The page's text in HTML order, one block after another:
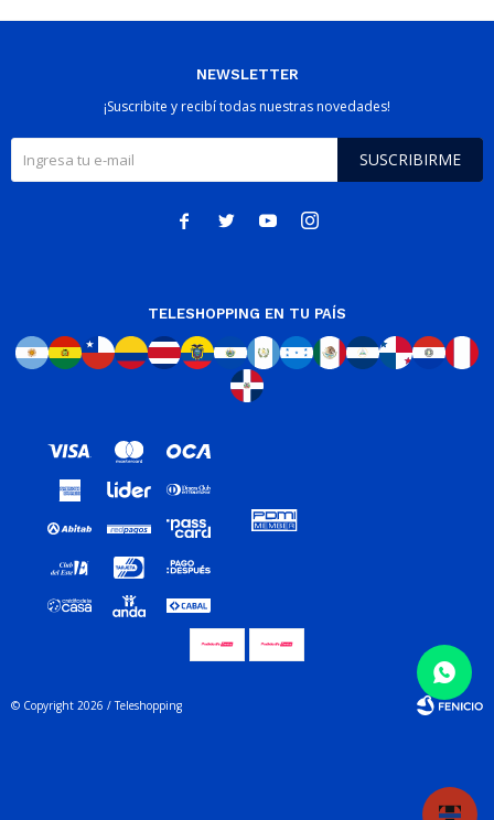
NEWSLETTER
¡Suscribite y recibí todas nuestras novedades!
SUSCRIBIRME
   
TELESHOPPING EN TU PAÍS
© Copyright 2026 / Teleshopping